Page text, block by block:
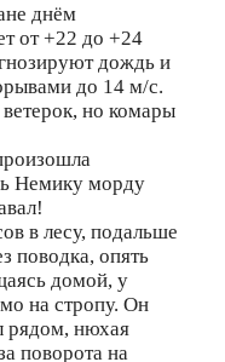
днём
от +22 до +24
дождь и
до 14 м/с.
но комары
Немику морду
в лесу, подальше
поводка, опять
домой, у
на стропу. Он
рядом, нюхая
поворота на